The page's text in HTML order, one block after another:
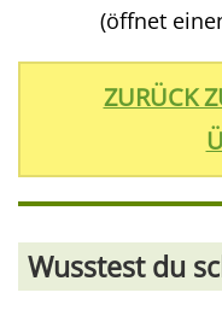
(öffnet
ZURÜCK
Wusstest du